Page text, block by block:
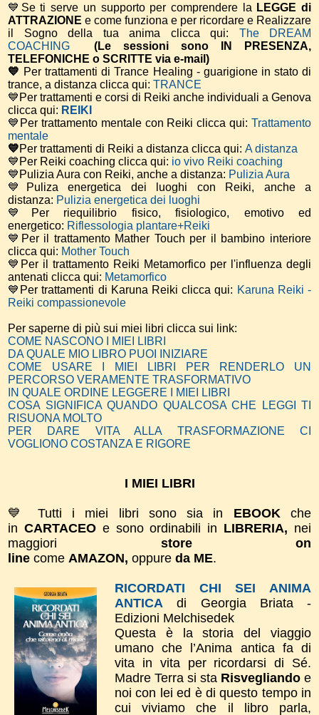
💙Se ti serve un supporto per comprendere la LEGGE di
ATTRAZIONE e come funziona e per ricordare e Realizzare
il Sogno della tua anima clicca qui: The DREAM
COACHING
(Le sessioni sono IN PRESENZA,
TELEFONICHE o SCRITTE via e-mail)
💙 Per trattamenti di Trance Healing - guarigione in stato di
trance, a distanza clicca qui: TRANCE
💙Per trattamenti e corsi di Reiki anche individuali a Genova
clicca qui: REIKI
💙Per trattamento mentale con Reiki clicca qui: Trattamento
mentale
💙Per trattamenti di Reiki a distanza clicca qui: A distanza
💙Per Reiki coaching clicca qui: io vivo Reiki coaching
💙Pulizia Aura con Reiki, anche a distanza: Pulizia Aura
💙Puliza energetica dei luoghi con Reiki, anche a
distanza: Pulizia energetica dei luoghi
💙Per riequilibrio fisico, fisiologico, emotivo ed
energetico: Riflessologia plantare+Reiki
💙Per il trattamento Mather Touch per il bambino interiore
clicca qui: Mother Touch
💙Per il trattamento Reiki Metamorfico per l'influenza degli
antenati clicca qui: Metamorfico
💙Per trattamenti di Karuna Reiki clicca qui: Karuna Reiki -
Reiki compassionevole
Per saperne di più sui miei libri clicca sui link:
COME NASCONO I MIEI LIBRI
DA QUALE MIO LIBRO PUOI INIZIARE
COME USARE I MIEI LIBRI PER RENDERLO UN
PERCORSO VERAMENTE TRASFORMATIVO
IN QUALE ORDINE LEGGERE I MIEI LIBRI
COSA SIGNIFICA QUANDO QUALCOSA CHE LEGGI TI
RISUONA MOLTO
PER DARE VITA ALLA TRASFORMAZIONE CI
VOGLIONO COSTANZA E RIGORE
I MIEI LIBRI
💙 Tutti i miei libri sono sia in EBOOKche
in CARTACEO e sono ordinabili in LIBRERIA, nei
maggiori store on
line come AMAZON, oppure da ME.
RICORDATI CHI SEI ANIMA
ANTICA
di Georgia Briata -
Edizioni Melchisedek
Questa è la storia del viaggio
umano che l’Anima antica fa di
vita in vita per ricordarsi di Sé.
Madre Terra si sta Risvegliando e
noi con lei ed è di questo tempo in
cui viviamo che il libro parla,